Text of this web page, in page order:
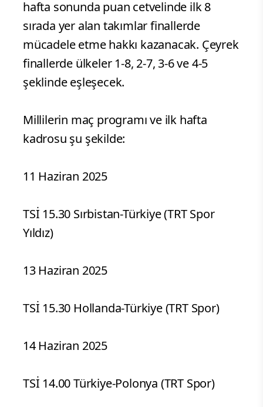
hafta sonunda puan cetvelinde ilk 8
sırada yer alan takımlar finallerde
mücadele etme hakkı kazanacak. Çeyrek
finallerde ülkeler 1-8, 2-7, 3-6 ve 4-5
şeklinde eşleşecek.
Millilerin maç programı ve ilk hafta
kadrosu şu şekilde:
11 Haziran 2025
TSİ 15.30 Sırbistan-Türkiye (TRT Spor
Yıldız)
13 Haziran 2025
TSİ 15.30 Hollanda-Türkiye (TRT Spor)
14 Haziran 2025
TSİ 14.00 Türkiye-Polonya (TRT Spor)